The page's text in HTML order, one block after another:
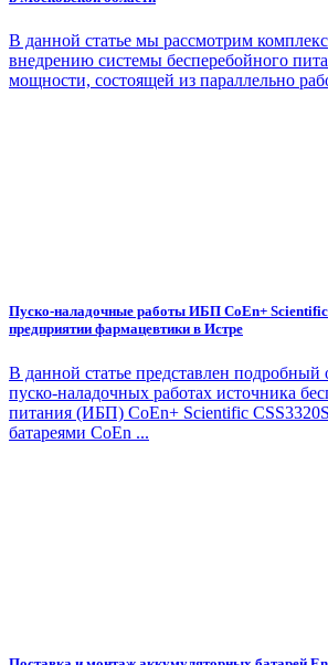
В данной статье мы рассмотрим
внедрению системы бесперебойного
мощности, состоящей из параллельно
Пуско-наладочные работы ИБП CoEn+ Scientific
предприятии фармацевтики в Истре
В данной статье представлен подробный
пуско-наладочных работах источника
питания (ИБП) CoEn+ Scientific
батареями CoEn ...